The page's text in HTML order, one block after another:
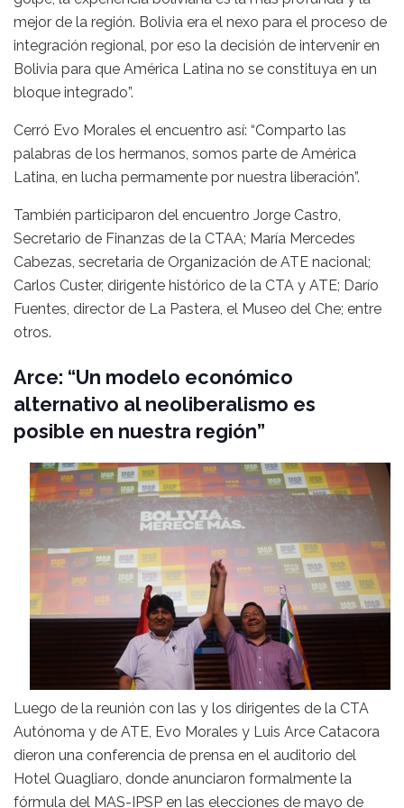
mejor de la región. Bolivia era el nexo para el proceso de
integración regional, por eso la decisión de intervenir en
Bolivia para que América Latina no se constituya en un
bloque integrado”.
Cerró Evo Morales el encuentro así: “Comparto las
palabras de los hermanos, somos parte de América
Latina, en lucha permamente por nuestra liberación”.
También participaron del encuentro Jorge Castro,
Secretario de Finanzas de la CTAA; María Mercedes
Cabezas, secretaria de Organización de ATE nacional;
Carlos Custer, dirigente histórico de la CTA y ATE; Darío
Fuentes, director de La Pastera, el Museo del Che; entre
otros.
Arce: “Un modelo económico
alternativo al neoliberalismo es
posible en nuestra región”
Luego de la reunión con las y los dirigentes de la CTA
Autónoma y de ATE, Evo Morales y Luis Arce Catacora
dieron una conferencia de prensa en el auditorio del
Hotel Quagliaro, donde anunciaron formalmente la
fórmula del MAS-IPSP en las elecciones de mayo de